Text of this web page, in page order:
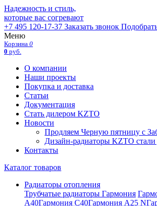
Надежность и стиль,
которые вас согревают
+7 495 120-17-37 Заказать звонок
Меню
Корзина 0
0 руб.
О компании
Наши проекты
Покупка и доставка
Статьи
Документация
Стать дилером KZTO
Новости
Продляем Черную пятницу с
Дизайн-радиаторы KZTO стали
Контакты
Каталог товаров
Радиаторы отопления
Трубчатые радиаторы Гармония
А40Гармония С40Гармония А25 N